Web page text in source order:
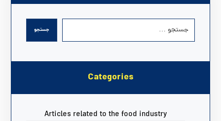
جستجو
Categories
Articles related to the food industry